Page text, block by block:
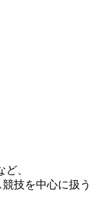
、
技を中心に扱う